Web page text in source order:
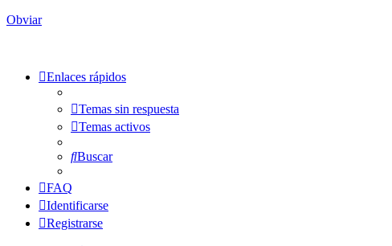
Obviar
Enlaces rápidos
Temas sin respuesta
Temas activos
Buscar
FAQ
Identificarse
Registrarse